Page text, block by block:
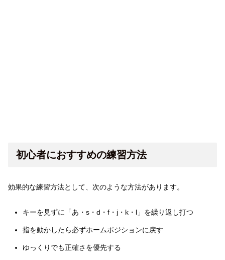
初心者におすすめの練習方法
効果的な練習方法として、次のような方法があります。
キーを見ずに「あ・s・d・f・j・k・l」を繰り返し打つ
指を動かしたら必ずホームポジションに戻す
ゆっくりでも正確さを優先する